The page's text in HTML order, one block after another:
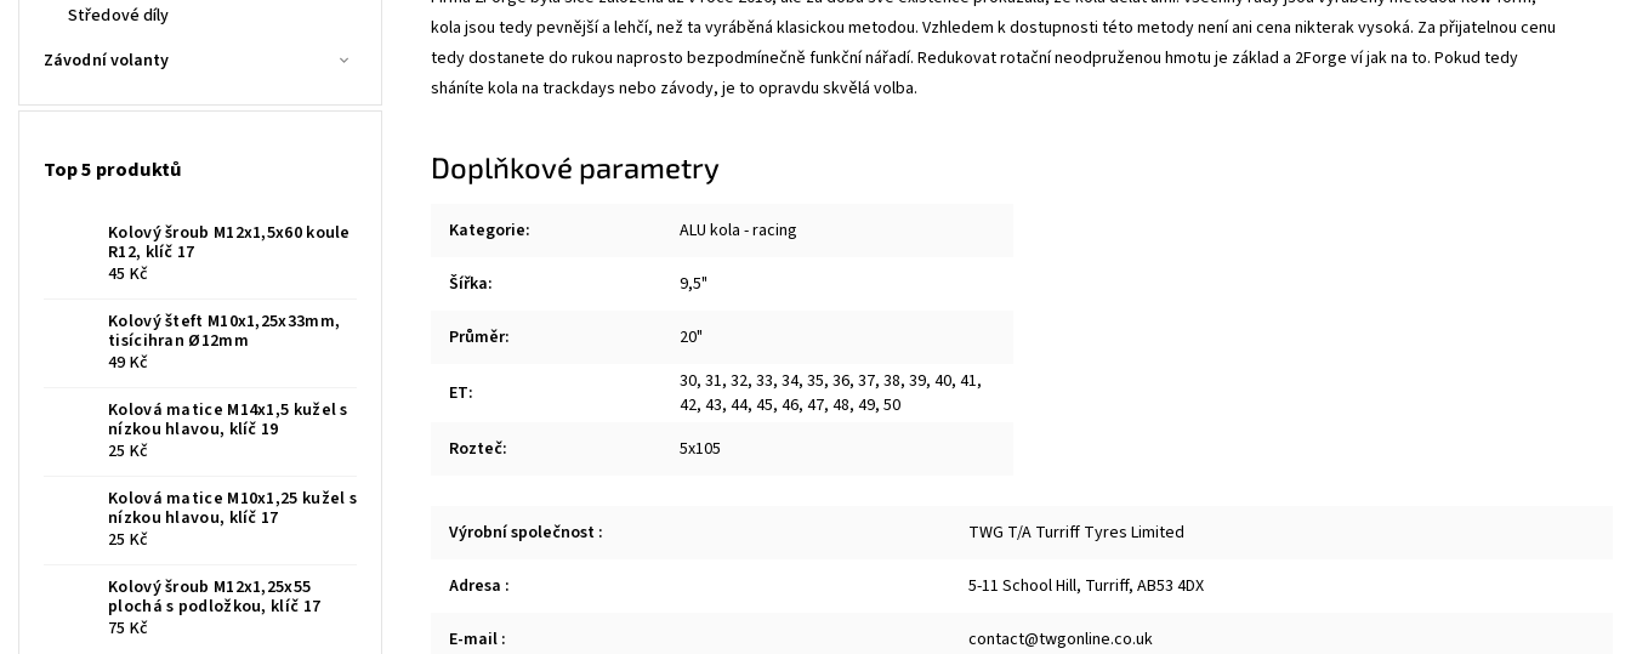
Středové díly
Závodní volanty
Top 5 produktů
Kolový šroub M12x1,5x60 koule
R12, klíč 17
45 Kč
Kolový šteft M10x1,25x33mm,
tisícihran Ø12mm
49 Kč
Kolová matice M14x1,5 kužel s
nízkou hlavou, klíč 19
25 Kč
Kolová matice M10x1,25 kužel s
nízkou hlavou, klíč 17
25 Kč
Kolový šroub M12x1,25x55
plochá s podložkou, klíč 17
75 Kč
kola jsou tedy pevnější a lehčí, než ta vyráběná klasickou metodou. Vzhledem k dostupnosti této metody není ani cena nikterak vysoká. Za přijatelnou cenu
tedy dostanete do rukou naprosto bezpodmínečně funkční nářadí. Redukovat rotační neodpruženou hmotu je základ a 2Forge ví jak na to. Pokud tedy
sháníte kola na trackdays nebo závody, je to opravdu skvělá volba.
Doplňkové parametry
Kategorie: ALU kola - racing
Šířka: 9,5"
Průměr: 20"
ET: 30, 31, 32, 33, 34, 35, 36, 37, 38, 39, 40, 41,
42, 43, 44, 45, 46, 47, 48, 49, 50
Rozteč: 5x105
Výrobní společnost : TWG T/A Turriff Tyres Limited
Adresa : 5-11 School Hill, Turriff, AB53 4DX
E-mail : contact@twgonline.co.uk